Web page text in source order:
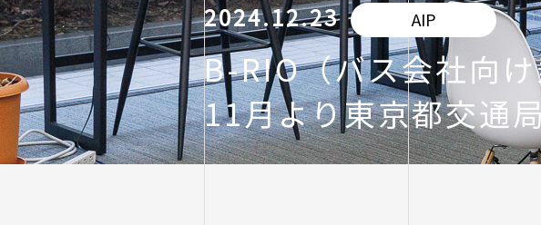
2024.12.23 AIP
B-RIO（バス会社向
11月より東京都交通